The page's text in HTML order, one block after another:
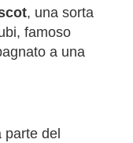
, una sorta
famoso
a una
del